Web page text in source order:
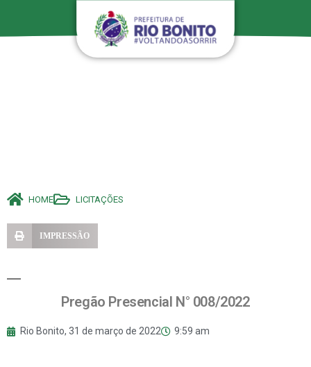
HOME LICITAÇÕES
IMPRESSÃO
Pregão Presencial N° 008/2022
Rio Bonito, 31 de março de 2022 9:59 am